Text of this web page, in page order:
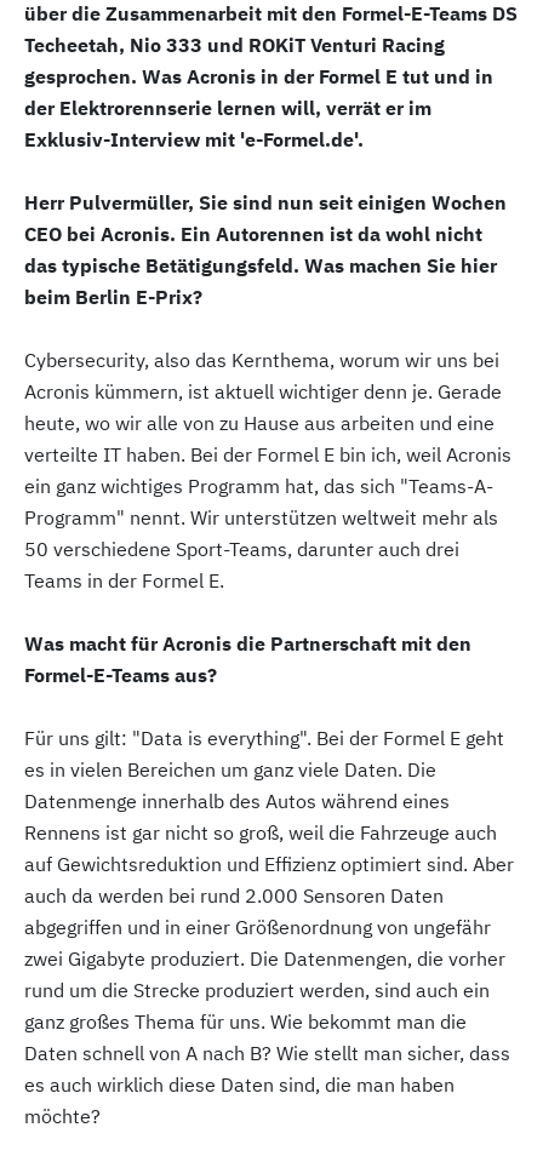
über die Zusammenarbeit mit den Formel-E-Teams DS
Techeetah, Nio 333 und ROKiT Venturi Racing
gesprochen. Was Acronis in der Formel E tut und in
der Elektrorennserie lernen will, verrät er im
Exklusiv-Interview mit 'e-Formel.de'.
Herr Pulvermüller, Sie sind nun seit einigen Wochen
CEO bei Acronis. Ein Autorennen ist da wohl nicht
das typische Betätigungsfeld. Was machen Sie hier
beim Berlin E-Prix?
Cybersecurity, also das Kernthema, worum wir uns bei
Acronis kümmern, ist aktuell wichtiger denn je. Gerade
heute, wo wir alle von zu Hause aus arbeiten und eine
verteilte IT haben. Bei der Formel E bin ich, weil Acronis
ein ganz wichtiges Programm hat, das sich "Teams-A-
Programm" nennt. Wir unterstützen weltweit mehr als
50 verschiedene Sport-Teams, darunter auch drei
Teams in der Formel E.
Was macht für Acronis die Partnerschaft mit den
Formel-E-Teams aus?
Für uns gilt: "Data is everything". Bei der Formel E geht
es in vielen Bereichen um ganz viele Daten. Die
Datenmenge innerhalb des Autos während eines
Rennens ist gar nicht so groß, weil die Fahrzeuge auch
auf Gewichtsreduktion und Effizienz optimiert sind. Aber
auch da werden bei rund 2.000 Sensoren Daten
abgegriffen und in einer Größenordnung von ungefähr
zwei Gigabyte produziert. Die Datenmengen, die vorher
rund um die Strecke produziert werden, sind auch ein
ganz großes Thema für uns. Wie bekommt man die
Daten schnell von A nach B? Wie stellt man sicher, dass
es auch wirklich diese Daten sind, die man haben
möchte?